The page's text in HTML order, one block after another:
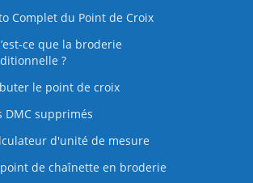
Complet du Point de Croix
ce que la broderie
?
le point de croix
DMC supprimés
d'unité de mesure
de chaînette en broderie